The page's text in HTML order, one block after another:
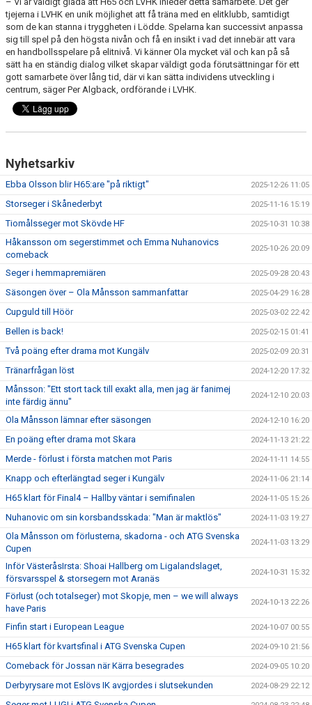
tjejerna i LVHK en unik möjlighet att få träna med en elitklubb, samtidigt
som de kan stanna i tryggheten i Lödde. Spelarna kan successivt anpassa
sig till spel på den högsta nivån och få en insikt i vad det innebär att vara
en handbollsspelare på elitnivå. Vi känner Ola mycket väl och kan på så
sätt ha en ständig dialog vilket skapar väldigt goda förutsättningar för ett
gott samarbete över lång tid, där vi kan sätta individens utveckling i
centrum, säger Per Algback, ordförande i LVHK.
Nyhetsarkiv
Ebba Olsson blir H65:are "på riktigt" 2025-12-26 11:05
Storseger i Skånederbyt 2025-11-16 15:19
Tiomålsseger mot Skövde HF 2025-10-31 10:38
Håkansson om segerstimmet och Emma Nuhanovics
comeback
2025-10-26 20:09
Seger i hemmapremiären 2025-09-28 20:43
Säsongen över – Ola Månsson sammanfattar 2025-04-29 16:28
Cupguld till Höör 2025-03-02 22:42
Bellen is back! 2025-02-15 01:41
Två poäng efter drama mot Kungälv 2025-02-09 20:31
Tränarfrågan löst 2024-12-20 17:32
Månsson: "Ett stort tack till exakt alla, men jag är fanimej
inte färdig ännu"
2024-12-10 20:03
Ola Månsson lämnar efter säsongen 2024-12-10 16:20
En poäng efter drama mot Skara 2024-11-13 21:22
Merde - förlust i första matchen mot Paris 2024-11-11 14:55
Knapp och efterlängtad seger i Kungälv 2024-11-06 21:14
H65 klart för Final4 – Hallby väntar i semifinalen 2024-11-05 15:26
Nuhanovic om sin korsbandsskada: "Man är maktlös" 2024-11-03 19:27
Ola Månsson om förlusterna, skadorna - och ATG Svenska
Cupen
2024-11-03 13:29
Inför VästeråsIrsta: Shoai Hallberg om Ligalandslaget,
försvarsspel & storsegern mot Aranäs
2024-10-31 15:32
Förlust (och totalseger) mot Skopje, men – we will always
have Paris
2024-10-13 22:26
Finfin start i European League 2024-10-07 00:55
H65 klart för kvartsfinal i ATG Svenska Cupen 2024-09-10 21:56
Comeback för Jossan när Kärra besegrades 2024-09-05 10:20
Derbyrysare mot Eslövs IK avgjordes i slutsekunden 2024-08-29 22:12